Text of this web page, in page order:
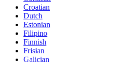
Croatian
Dutch
Estonian
Filipino
Finnish
Frisian
Galician